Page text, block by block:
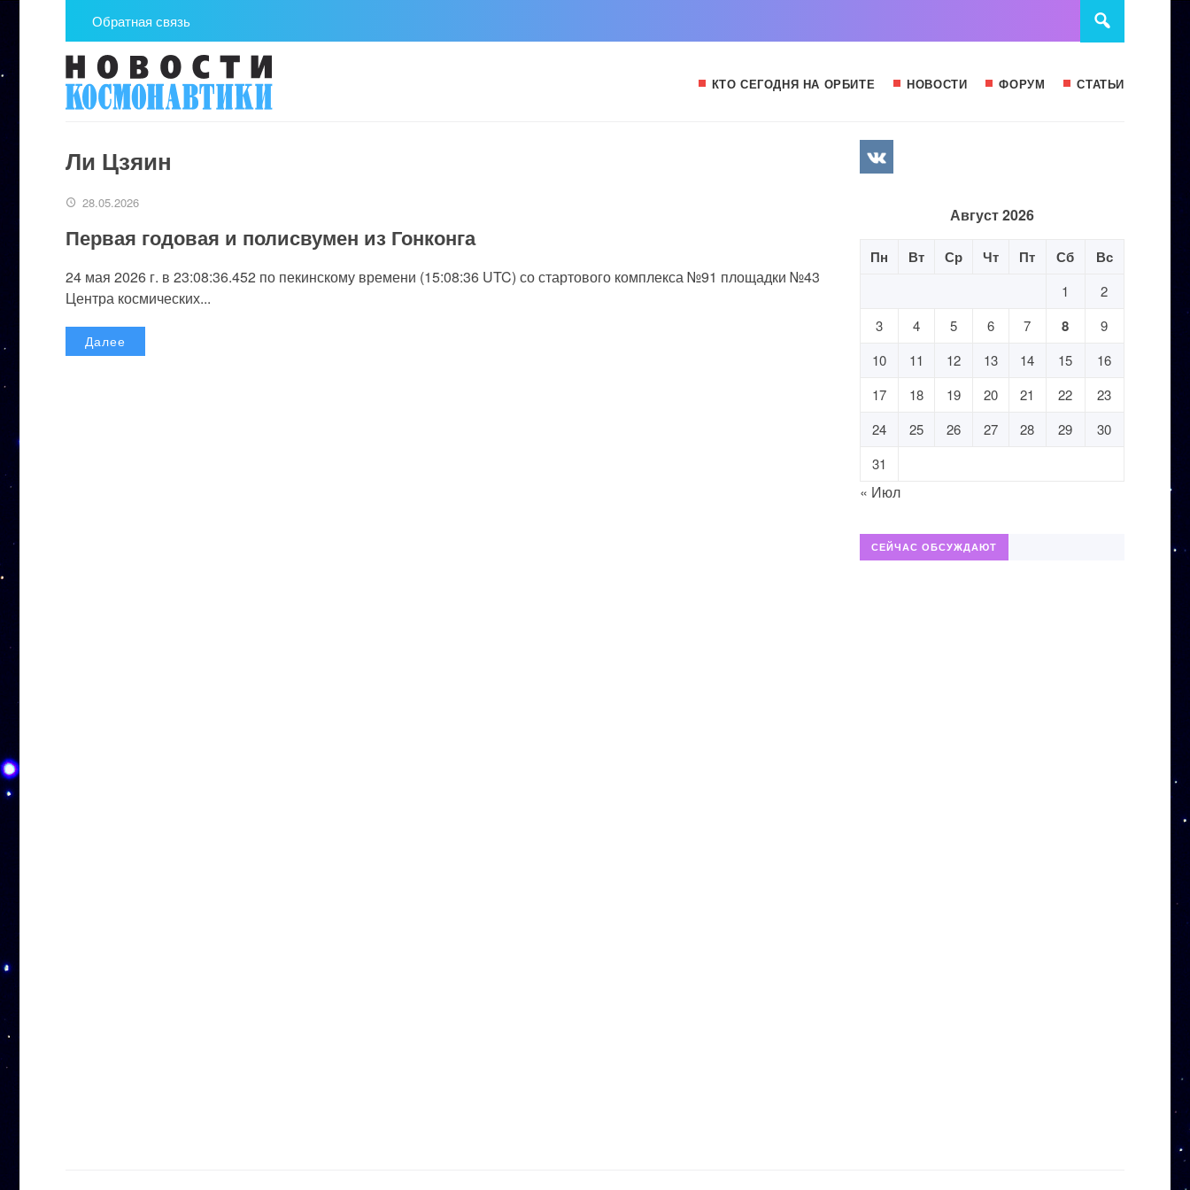
Обратная связь
КТО СЕГОДНЯ НА ОРБИТЕ НОВОСТИ ФОРУМ СТАТЬИ
Ли Цзяин
28.05.2026
Первая годовая и полисвумен из Гонконга
24 мая 2026 г. в 23:08:36.452 по пекинскому времени (15:08:36 UTC) со стартового комплекса №91 площадки №43
Центра космических...
Далее
Август 2026
Пн Вт Ср Чт Пт Сб Вс
1
2
3
4 5 6 7 8
9
10
11 12 13 14 15
16
17
18 19 20 21 22
23
24
25 26 27 28 29
30
31
« Июл
СЕЙЧАС ОБСУЖДАЮТ